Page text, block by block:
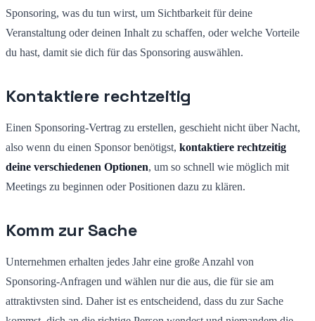
Sponsoring, was du tun wirst, um Sichtbarkeit für deine
Veranstaltung oder deinen Inhalt zu schaffen, oder welche Vorteile
du hast, damit sie dich für das Sponsoring auswählen.
Kontaktiere rechtzeitig
Einen Sponsoring-Vertrag zu erstellen, geschieht nicht über Nacht,
also wenn du einen Sponsor benötigst, kontaktiere rechtzeitig
deine verschiedenen Optionen, um so schnell wie möglich mit
Meetings zu beginnen oder Positionen dazu zu klären.
Komm zur Sache
Unternehmen erhalten jedes Jahr eine große Anzahl von
Sponsoring-Anfragen und wählen nur die aus, die für sie am
attraktivsten sind. Daher ist es entscheidend, dass du zur Sache